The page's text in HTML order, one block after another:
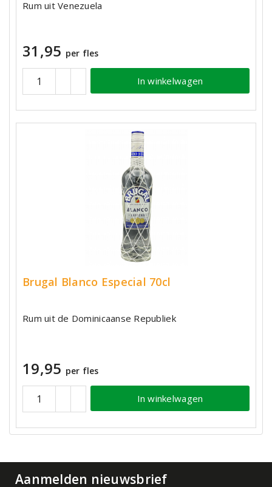
Rum uit Venezuela
31,95 per fles
In winkelwagen
Brugal Blanco Especial 70cl
Rum uit de Dominicaanse Republiek
19,95 per fles
In winkelwagen
Aanmelden nieuwsbrief